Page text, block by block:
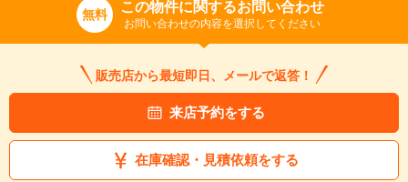
無料 この物件に関するお問い合わせ
お問い合わせの内容を選択してください
販売店から最短即日、メールで返答！
来店予約をする
在庫確認・見積依頼をする